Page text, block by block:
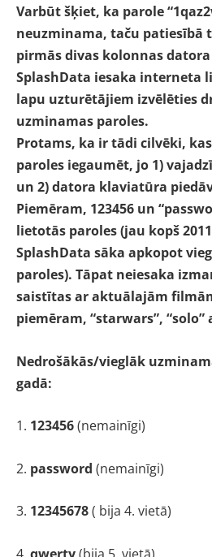
Varbūt šķiet, ka parole
neuzminama, taču patiesībā
pirmās divas kolonnas
SplashData iesaka interneta
lapu uzturētājiem izvēlēties
uzminamas paroles.
Protams, ka ir tādi cilvēki,
paroles iegaumēt, jo 1)
un 2) datora klaviatūra
Piemēram, 123456 un
lietotās paroles (jau kopš
SplashData sāka apkopot
paroles). Tāpat neiesaka
saistītas ar aktuālajām
piemēram, “starwars”, “solo”
Nedrošākās/vieglāk
gadā:
1. 123456(nemainīgi)
2. password (nemainīgi)
3. 12345678( bija 4. vietā)